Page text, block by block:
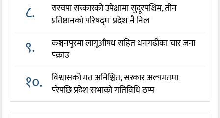
८.
रास्वपा सरकारको उपेक्षामा सुदूरपश्चिम, तीन
प्रतिष्ठानको परिषद्‌मा प्रदेश नै निल
९.
कञ्चनपुरमा लागूऔषध सहित धनगढीका चार जना
पक्राउ
१०.
विश्वासको मत अनिश्चित, सरकार अल्पमतमा
परेपछि प्रदेश सभाको गतिविधि ठप्प